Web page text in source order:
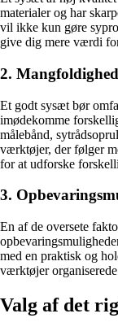
materialer og har
vil ikke kun gøre
give dig mere værdi
2.
Et godt sysæt bør
imødekomme
målebånd,
værktøjer, der følger
for at udforske
3.
En af de oversete
med en praktisk og
værktøjer
Valg af det